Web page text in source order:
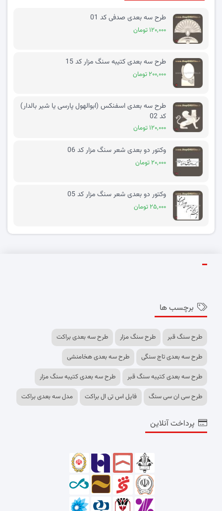
طرح سه بعدی صدفی کد 01
۱۲۰,۰۰۰ تومان
طرح سه بعدی کتیبه سنگ مزار کد 15
۲۰۰,۰۰۰ تومان
طرح سه بعدی اسفنکس (ابوالهول پارسی یا شیر بالدار)
کد 02
۱۲۰,۰۰۰ تومان
وکتور دو بعدی شعر سنگ مزار کد 06
۲۰,۰۰۰ تومان
وکتور دو بعدی شعر سنگ مزار کد 05
۲۵,۰۰۰ تومان
برچسب ها
طرح سنگ قبر طرح سنگ مزار
طرح سه بعدی براکت
طرح سه بعدی تاج سنگی
طرح سه بعدی هخامنشی
طرح سه بعدی کتیبه سنگ قبر
طرح سه بعدی کتیبه سنگ مزار
طرح سی ان سی سنگ
فایل اس تی ال براکت مدل سه بعدی براکت
پرداخت آنلاین